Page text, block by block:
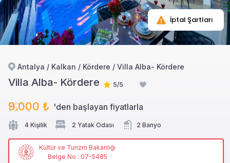
İptal Şartları
Antalya / Kalkan / Kördere / Villa Alba- Kördere
Villa Alba- Kördere 5/5
9.000 ₺ 'den başlayan fiyatlarla
4 Kişilik 2 Yatak Odası 2 Banyo
Kültür ve Turizm Bakanlığı
Belge No : 07-5485